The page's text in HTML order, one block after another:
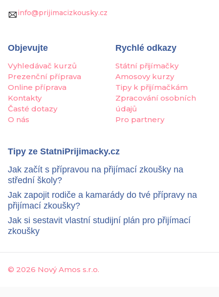
info@prijimacizkousky.cz
Objevujte
Vyhledávač kurzů
Prezenční příprava
Online příprava
Kontakty
Časté dotazy
O nás
Rychlé odkazy
Státní přijímačky
Amosovy kurzy
Tipy k přijímačkám
Zpracování osobních
údajů
Pro partnery
Tipy ze StatniPrijimacky.cz
Jak začít s přípravou na přijímací zkoušky na
střední školy?
Jak zapojit rodiče a kamarády do tvé přípravy na
přijímací zkoušky?
Jak si sestavit vlastní studijní plán pro přijímací
zkoušky
© 2026 Nový Amos s.r.o.